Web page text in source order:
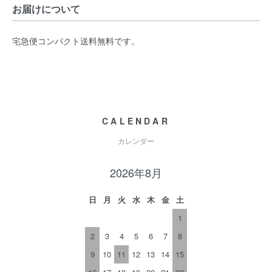
お届けについて
宅急便コンパクト送料無料です。
CALENDAR
カレンダー
2026年8月
日 月 火 水 木 金
土
1
2
3 4 5 6 7
8
9
10 11 12 13 14 15